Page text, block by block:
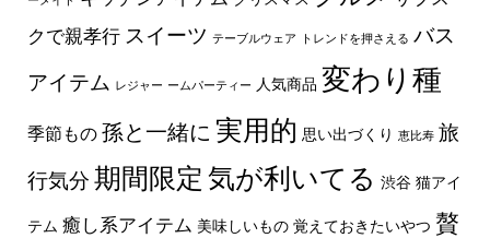
クで親孝行 スイーツ テーブルウェア トレンドを押さえる バス
アイテム レジャー ームパーティー 人気商品 変わり種
季節もの 孫と一緒に 実用的 思い出づくり 恵比寿 旅
行気分 期間限定 気が利いてる 渋谷 猫アイ
テム 癒し系アイテム 美味しいもの 覚えておきたいやつ 贅